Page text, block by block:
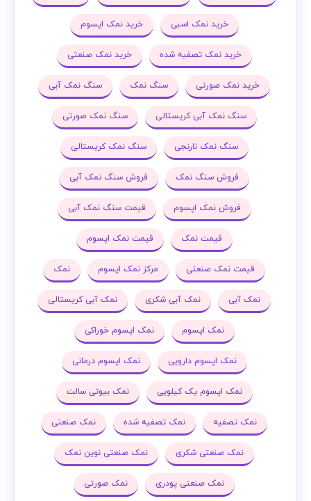
خرید نمک اسبی خرید نمک اپسوم
خرید نمک تصفیه شده خرید نمک صنعتی
خرید نمک صورتی سنگ نمک سنگ نمک آبی
سنگ نمک آبی کریستالی سنگ نمک صورتی
سنگ نمک نارنجی سنگ نمک کریستالی
فروش سنگ نمک فروش سنگ نمک آبی
فروش نمک اپسوم قیمت سنگ نمک آبی
قیمت نمک قیمت نمک اپسوم
قیمت نمک صنعتی مرکز نمک اپسوم نمک
نمک آبی نمک آبی شکری نمک آبی کریستالی
نمک اپسوم نمک اپسوم خوراکی
نمک اپسوم دارویی نمک اپسوم درمانی
نمک اپسوم یک کیلویی نمک بیوتی سالت
نمک تصفیه نمک تصفیه شده نمک صنعتی
نمک صنعتی شکری نمک صنعتی نوین نمک
نمک صنعتی پودری نمک صورتی